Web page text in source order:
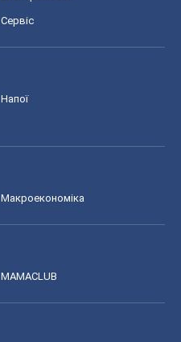
Сервіс
Напої
Макроекономіка
MAMACLUB